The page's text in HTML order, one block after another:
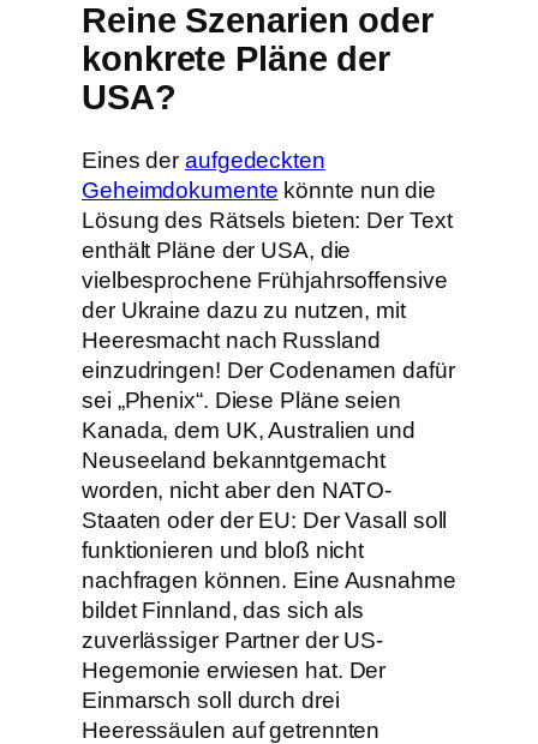
Reine Szenarien oder
konkrete Pläne der
USA?
Eines deraufgedeckten
Geheimdokumente könnte nun die
Lösung des Rätsels bieten: Der Text
enthält Pläne der USA, die
vielbesprochene Frühjahrsoffensive
der Ukraine dazu zu nutzen, mit
Heeresmacht nach Russland
einzudringen! Der Codenamen dafür
sei „Phenix“. Diese Pläne seien
Kanada, dem UK, Australien und
Neuseeland bekanntgemacht
worden, nicht aber den NATO-
Staaten oder der EU: Der Vasall soll
funktionieren und bloß nicht
nachfragen können. Eine Ausnahme
bildet Finnland, das sich als
zuverlässiger Partner der US-
Hegemonie erwiesen hat. Der
Einmarsch soll durch drei
Heeressäulen auf getrennten